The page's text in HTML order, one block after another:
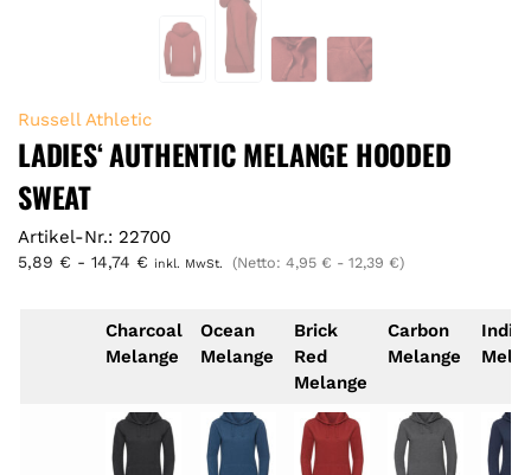
Russell Athletic
LADIES‘ AUTHENTIC MELANGE HOODED
SWEAT
Artikel-Nr.: 22700
5,89 € - 14,74 € inkl. MwSt. (Netto: 4,95 € - 12,39 €)
Charcoal
Melange
Ocean
Melange
Brick
Red
Melange
Carbon
Melange